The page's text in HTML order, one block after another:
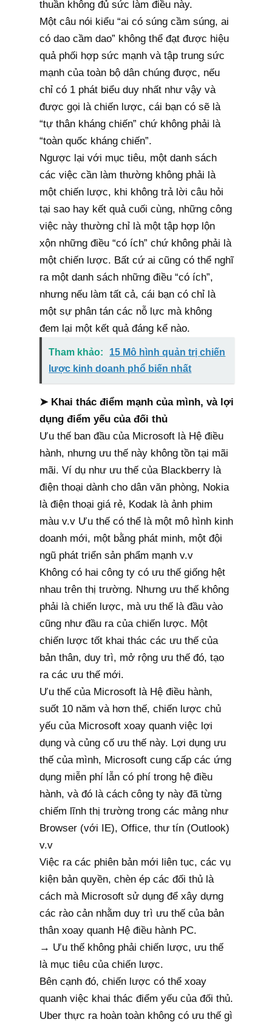
thuần không đủ sức làm điều này.
Một câu nói kiểu “ai có súng cầm súng, ai
có dao cầm dao” không thể đạt được hiệu
quả phối hợp sức mạnh và tập trung sức
mạnh của toàn bộ dân chúng được, nếu
chỉ có 1 phát biểu duy nhất như vậy và
được gọi là chiến lược, cái bạn có sẽ là
“tự thân kháng chiến” chứ không phải là
“toàn quốc kháng chiến”.
Ngược lại với mục tiêu, một danh sách
các việc cần làm thường không phải là
một chiến lược, khi không trả lời câu hỏi
tại sao hay kết quả cuối cùng, những công
việc này thường chỉ là một tập hợp lộn
xộn những điều “có ích” chứ không phải là
một chiến lược. Bất cứ ai cũng có thể nghĩ
ra một danh sách những điều “có ích”,
nhưng nếu làm tất cả, cái bạn có chỉ là
một sự phân tán các nỗ lực mà không
đem lại một kết quả đáng kể nào.
Tham khảo:
15 Mô hình quản trị chiến
lược kinh doanh phổ biến nhất
➤ Khai thác điểm mạnh của mình, và lợi
dụng điểm yếu của đối thủ
Ưu thế ban đầu của Microsoft là Hệ điều
hành, nhưng ưu thế này không tồn tại mãi
mãi. Ví dụ như ưu thế của Blackberry là
điện thoại dành cho dân văn phòng, Nokia
là điện thoại giá rẻ, Kodak là ảnh phim
màu v.v Ưu thế có thể là một mô hình kinh
doanh mới, một bằng phát minh, một đội
ngũ phát triển sản phẩm mạnh v.v
Không có hai công ty có ưu thế giống hệt
nhau trên thị trường. Nhưng ưu thế không
phải là chiến lược, mà ưu thế là đầu vào
cũng như đầu ra của chiến lược. Một
chiến lược tốt khai thác các ưu thế của
bản thân, duy trì, mở rộng ưu thế đó, tạo
ra các ưu thế mới.
Ưu thế của Microsoft là Hệ điều hành,
suốt 10 năm và hơn thế, chiến lược chủ
yếu của Microsoft xoay quanh việc lợi
dụng và củng cố ưu thế này. Lợi dụng ưu
thế của mình, Microsoft cung cấp các ứng
dụng miễn phí lẫn có phí trong hệ điều
hành, và đó là cách công ty này đã từng
chiếm lĩnh thị trường trong các mảng như
Browser (với IE), Office, thư tín (Outlook)
v.v
Việc ra các phiên bản mới liên tục, các vụ
kiện bản quyền, chèn ép các đối thủ là
cách mà Microsoft sử dụng để xây dựng
các rào cản nhằm duy trì ưu thế của bản
thân xoay quanh Hệ điều hành PC.
→ Ưu thế không phải chiến lược, ưu thế
là mục tiêu của chiến lược.
Bên cạnh đó, chiến lược có thể xoay
quanh việc khai thác điểm yếu của đối thủ.
Uber thực ra hoàn toàn không có ưu thế gì